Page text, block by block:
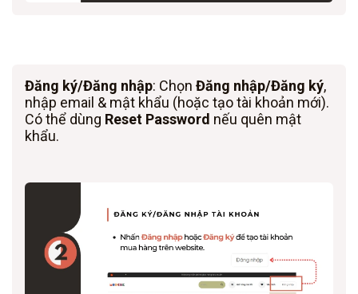
Đăng ký/Đăng nhập: Chọn Đăng nhập/Đăng ký,
nhập email & mật khẩu (hoặc tạo tài khoản mới).
Có thể dùng Reset Password nếu quên mật
khẩu.